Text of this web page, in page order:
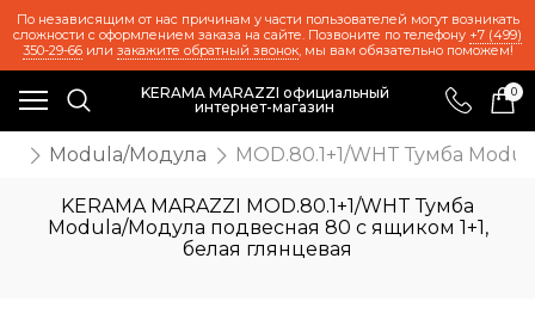
По независящим от нас причинам у части пользователей могут возникать
сложности с оформлением заказа на сайте. Позвоните по телефону +7 (499)
350-29-66или закажите обратный звонок, мы вам обязательно поможем!
KERAMA MARAZZI официальный
интернет-магазин
0
Modula/Модула MOD.80.1+1/WHT Тумба
KERAMA MARAZZI MOD.80.1+1/WHT Тумба
Modula/Модула подвесная 80 с ящиком 1+1,
белая глянцевая